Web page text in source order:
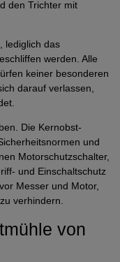
den Trichter mit
lediglich das
werden. Alle
keiner besonderen
darauf verlassen,
Die Kernobst-
und
Motorschutzschalter,
und Einschaltschutz
Messer und Motor,
verhindern.
von